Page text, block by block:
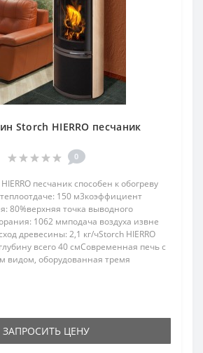
Storch HIERRO песчаник
0
песчаник способен к обогреву
150 м3коэффициент
80%верхняя точка выводного
1062 ммподача воздуха извне
древесины: 2,1 кг/чStorch HIERRO
всего 40 смСовременная печь с
видом, оборудованная тремя
ЗАПРОСИТЬ ЦЕНУ